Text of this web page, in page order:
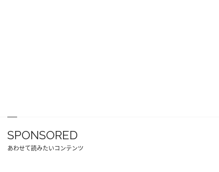
SPONSORED
あわせて読みたいコンテンツ